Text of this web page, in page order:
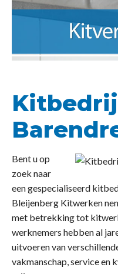
Bent u op
zoek naar
een gespecialiseerd
Bleijenberg Kitwerken
met betrekking tot
werknemers hebben al
uitvoeren van
vakmanschap, service en